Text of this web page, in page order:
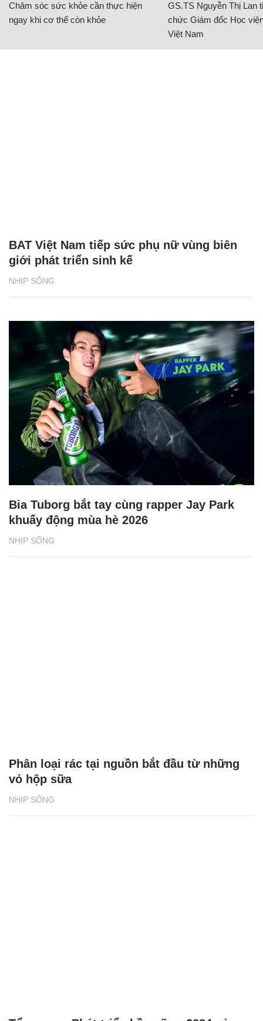
Chăm sóc sức khỏe cần thực hiện
ngay khi cơ thể còn khỏe
GS.TS Nguyễn Thị Lan
chức Giám đốc Học
Việt Nam
NHỊP SỐNG
BAT Việt Nam tiếp sức phụ nữ vùng biên
giới phát triển sinh kế
NHỊP SỐNG
Bia Tuborg bắt tay cùng rapper Jay Park
khuấy động mùa hè 2026
NHỊP SỐNG
Phân loại rác tại nguồn bắt đầu từ những
vỏ hộp sữa